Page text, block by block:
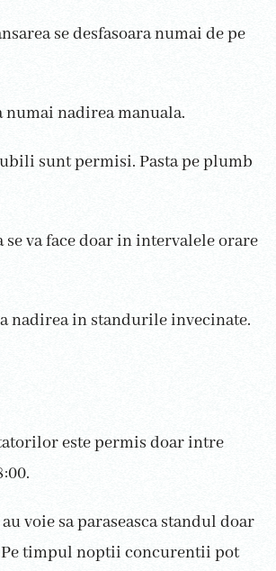
se desfasoara numai de pe
numai nadirea manuala.
sunt permisi. Pasta pe plumb
se va face doar in intervalele orare
nadirea in standurile invecinate.
este permis doar intre
voie sa paraseasca standul doar
timpul noptii concurentii pot